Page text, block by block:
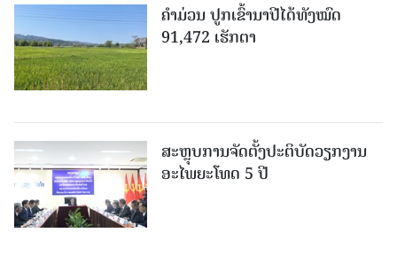
ຄໍາມ່ວນ ປູກເຂົ້ານາປີໄດ້ທັງໝົດ
91,472 ເຮັກຕາ
ສະຫຼຸບການຈັດຕັ້ງປະຕິບັດວຽກງານ
ອະໄພຍະໂທດ 5 ປີ